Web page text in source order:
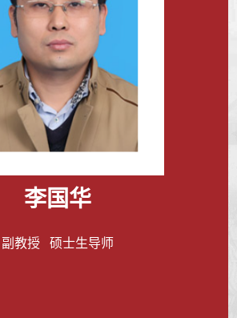
李国华
副教授 硕士生导师